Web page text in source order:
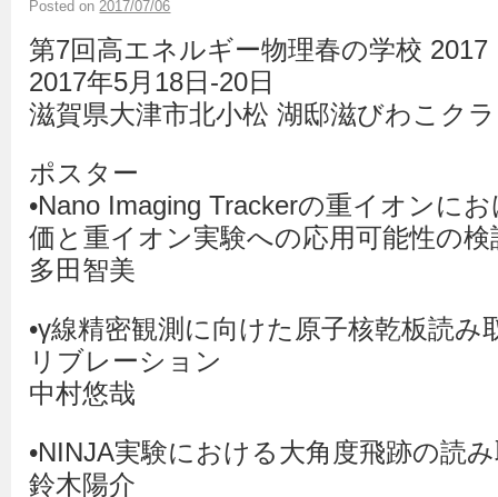
Posted on 2017/07/06
第7回高エネルギー物理春の学校 2017
2017年5月18日-20日
滋賀県大津市北小松 湖邸滋びわこク
ポスター
•Nano Imaging Trackerの重イオンに
価と重イオン実験への応用可能性の検
多田智美
•γ線精密観測に向けた原子核乾板読
リブレーション
中村悠哉
•NINJA実験における大角度飛跡の読
鈴木陽介